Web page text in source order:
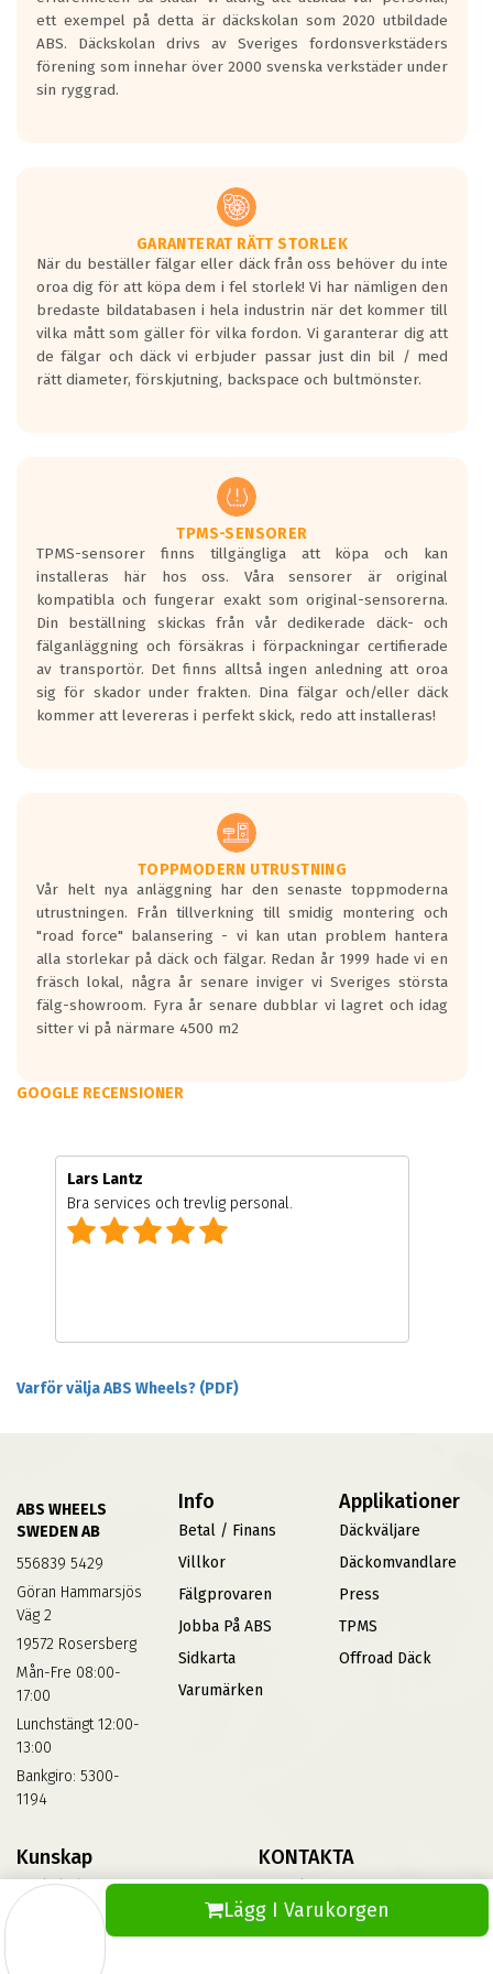
Lägg I Varukorgen
ett exempel på detta är däckskolan som 2020 utbildade
ABS. Däckskolan drivs av Sveriges fordonsverkstäders
förening som innehar över 2000 svenska verkstäder under
sin ryggrad.
GARANTERAT RÄTT STORLEK
När du beställer fälgar eller däck från oss behöver du inte
oroa dig för att köpa dem i fel storlek! Vi har nämligen den
bredaste bildatabasen i hela industrin när det kommer till
vilka mått som gäller för vilka fordon. Vi garanterar dig att
de fälgar och däck vi erbjuder passar just din bil / med
rätt diameter, förskjutning, backspace och bultmönster.
TPMS-SENSORER
TPMS-sensorer finns tillgängliga att köpa och kan
installeras här hos oss. Våra sensorer är original
kompatibla och fungerar exakt som original-sensorerna.
Din beställning skickas från vår dedikerade däck- och
fälganläggning och försäkras i förpackningar certifierade
av transportör. Det finns alltså ingen anledning att oroa
sig för skador under frakten. Dina fälgar och/eller däck
kommer att levereras i perfekt skick, redo att installeras!
TOPPMODERN UTRUSTNING
Vår helt nya anläggning har den senaste toppmoderna
utrustningen. Från tillverkning till smidig montering och
"road force" balansering - vi kan utan problem hantera
alla storlekar på däck och fälgar. Redan år 1999 hade vi en
fräsch lokal, några år senare inviger vi Sveriges största
fälg-showroom. Fyra år senare dubblar vi lagret och idag
sitter vi på närmare 4500 m2
GOOGLE RECENSIONER
Lars Lantz
Bra services och trevlig personal.
Varför välja ABS Wheels? (PDF)
ABS WHEELS
SWEDEN AB
556839 5429
Göran Hammarsjös
Väg 2
19572 Rosersberg
Mån-Fre 08:00-
17:00
Lunchstängt 12:00-
13:00
Bankgiro: 5300-
1194
Info
Betal / Finans
Villkor
Fälgprovaren
Jobba På ABS
Sidkarta
Varumärken
Applikationer
Däckväljare
Däckomvandlare
Press
TPMS
Offroad Däck
Kunskap
Däckskola
KONTAKTA
Kontakta Oss
Vinterdäck